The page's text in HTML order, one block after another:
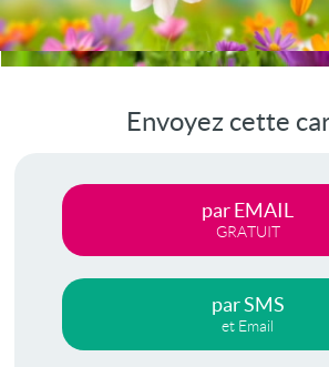
la
Envoyez cette
par EMAIL
GRATUIT
par SMS
et Email